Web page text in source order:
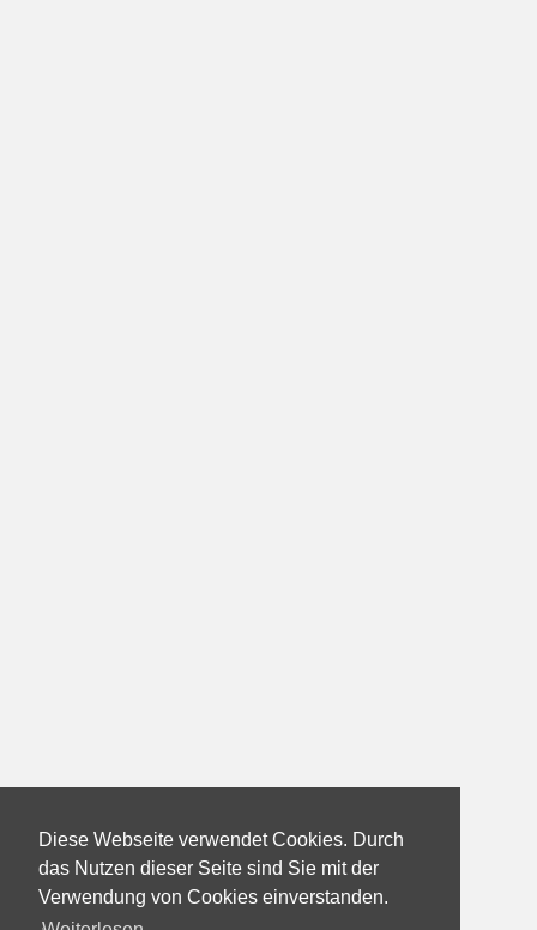
Diese Webseite verwendet Cookies. Durch
das Nutzen dieser Seite sind Sie mit der
Verwendung von Cookies einverstanden.